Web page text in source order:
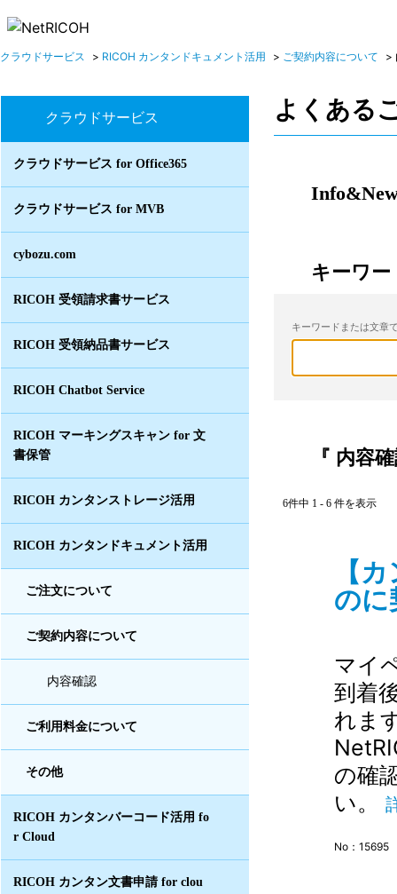
クラウドサービス > RICOH カンタンドキュメント活用 > ご契約内容について >
クラウドサービス
クラウドサービス for Office365
クラウドサービス for MVB
cybozu.com
RICOH 受領請求書サービス
RICOH 受領納品書サービス
RICOH Chatbot Service
RICOH マーキングスキャン for 文
書保管
RICOH カンタンストレージ活用
RICOH カンタンドキュメント活用
ご注文について
ご契約内容について
内容確認
ご利用料金について
その他
RICOH カンタンバーコード活用 fo
r Cloud
RICOH カンタン文書申請 for clou
よくある
キーワー
キーワードまたは文章
『 内容
6件中 1 - 6 件を表示
【
の
マイ
到着
れま
の確
い。
No：15695